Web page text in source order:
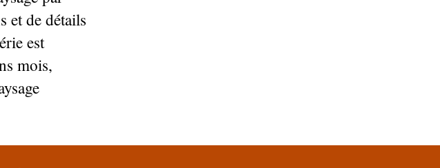
et de détails
est
mois,